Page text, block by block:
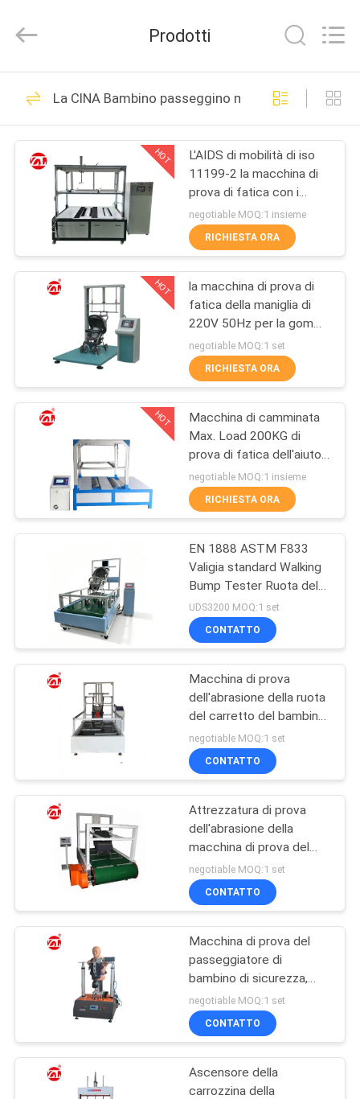
CASA
PRODOTTI
VIDEO
CIRCA
NOI
DELLA
FABBRICA
CONTROLLO
QUALITÀ
CONTATTICI
NOTIZIE
RICHIEDA
UNA
CITAZIONE
MAPPA
PRIVACY
POLICY
Instrument
Technology
All
Reserved.
Macchina di prova
di gomma
268
Macchina di
vulcanizzazione
della stampa
43
Un mulino di due
rotoli
Macchina universale
di collaudo
Miscelatore di
Banbury
32
Macchina di prova
di trazione
Prodotti
La CINA Bambino passeggino macchina
HOT
L'AIDS di mobilità di iso
11199-2 la macchina di
prova di fatica con i
doppi rulli
negotiable MOQ:1 insieme
RICHIESTA ORA
HOT
la macchina di prova di
fatica della maniglia di
220V 50Hz per la gomma
della tela del
passeggiatore di
bambino trasporta la
negotiable MOQ:1 set
RICHIESTA ORA
HOT
Macchina di camminata
Max. Load 200KG di
prova di fatica dell'aiuto
del touch screen dello
SpA
negotiable MOQ:1 insieme
RICHIESTA ORA
EN 1888 ASTM F833
Valigia standard Walking
Bump Tester Ruota del
bagaglio
Equipaggiamento di
prova della resistenza al
UDS3200 MOQ:1 set
CONTATTO
Macchina di prova
dell'abrasione della ruota
del carretto del bambino
utilizzata nelle industrie e
nei settori di ispezione
negotiable MOQ:1 set
CONTATTO
Attrezzatura di prova
dell'abrasione della
macchina di prova del
passeggiatore di
bambino di distanza in
miglia della passeggiata
negotiable MOQ:1 set
CONTATTO
Macchina di prova del
passeggiatore di
bambino di sicurezza,
tester molle del
trasportatore del
bambino elettronico
negotiable MOQ:1 set
CONTATTO
Ascensore della
carrozzina della